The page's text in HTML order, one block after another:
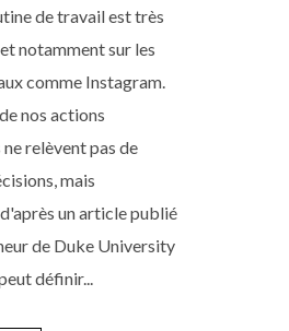
de travail est très
notamment sur les
comme Instagram.
nos actions
relèvent pas de
mais
un article publié
de Duke University
définir...